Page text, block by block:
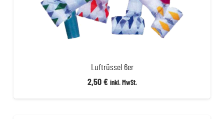
Luftrüssel 6er
2,50€ inkl. MwSt.